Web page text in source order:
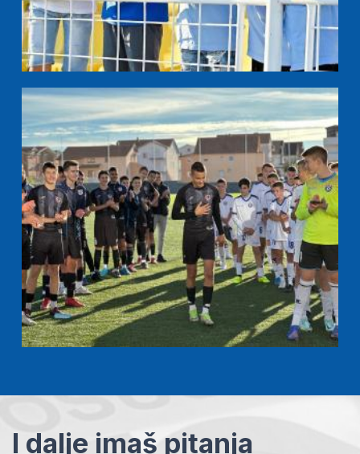
I dalje imaš pitanja